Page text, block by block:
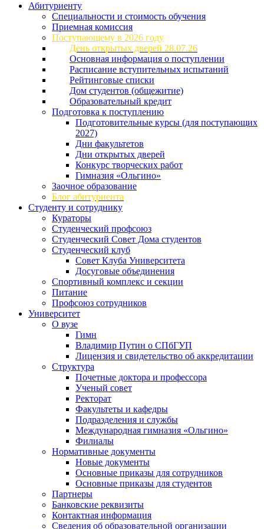
Абитуриенту
Специальности и стоимость обучения
Приемная комиссия
Поступающему в 2026 году
День открытых дверей 28.07.26
Основная информация о поступлении
Расписание вступительных испытаний
Рейтинговые списки
Дом студентов (общежитие)
Образовательный кредит
Подготовка к поступлению
Подготовительные курсы (для поступающих
2027)
Дни факультетов
Дни открытых дверей
Конкурс творческих работ
Гимназия «Ольгино»
Заочное образование
Блог абитуриента
Студенту и сотруднику
Кураторы
Студенческий профсоюз
Студенческий Совет Дома студентов
Студенческий клуб
Совет Клуба Университета
Досуговые объединения
Спортивный комплекс и секции
Питание
Профсоюз сотрудников
Университет
О вузе
Гимн
Владимир Путин о СПбГУП
Лицензия и свидетельство об аккредитации
Структура
Почетные доктора и профессора
Ученый совет
Ректорат
Факультеты и кафедры
Подразделения и службы
Международная гимназия «Ольгино»
Филиалы
Нормативные документы
Новые документы
Основные приказы для сотрудников
Основные приказы для студентов
Партнеры
Банковские реквизиты
Контактная информация
Сведения об образовательной организации